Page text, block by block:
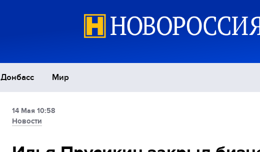
Донбасс Мир
14 Мая 10:58
Новости